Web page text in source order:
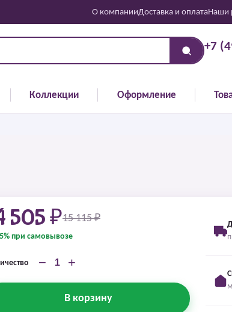
О компанииДоставка и оплатаНаши
+7
Коллекции Оформление
505 ₽15 115 ₽
при самовывозе
− +
В корзину